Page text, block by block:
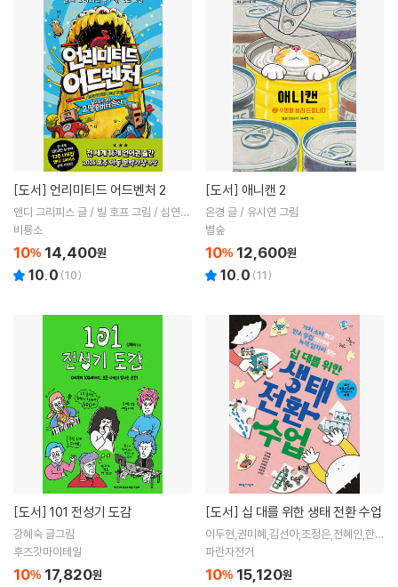
[도서] 언리미티드 어드벤처 2
앤디 그리피스 글 / 빌 호프 그림 / 심연희
역
비룡소
10% 14,400원
10.0 (10)
[도서] 애니캔 2
은경 글 / 유시연 그림
별숲
10% 12,600원
10.0 (11)
[도서] 101 전성기 도감
강혜숙 글그림
후즈갓마이테일
10% 17,820원
[도서] 십 대를 위한 생태 전환 수업
이두현,권미혜,김선아,조정은,전혜인,한정
원,송윤경 저
파란자전거
10% 15,120원